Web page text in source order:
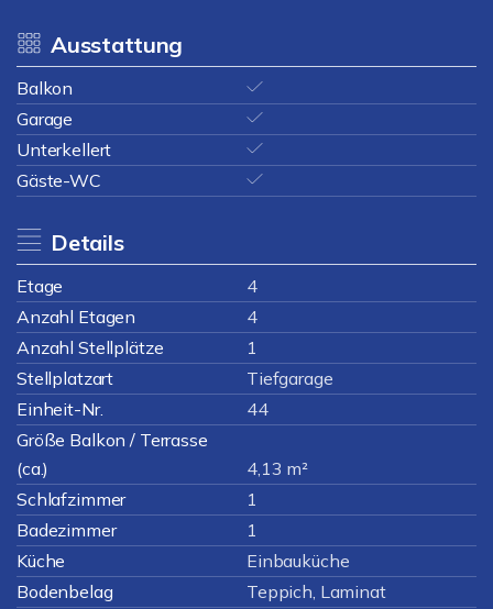
Ausstattung
Balkon
Garage
Unterkellert
Gäste-WC
Details
Etage
4
Anzahl Etagen
4
Anzahl Stellplätze
1
Stellplatzart
Tiefgarage
Einheit-Nr.
44
Größe Balkon / Terrasse
(ca.)
4,13 m²
Schlafzimmer
1
Badezimmer
1
Küche
Einbauküche
Bodenbelag
Teppich, Laminat